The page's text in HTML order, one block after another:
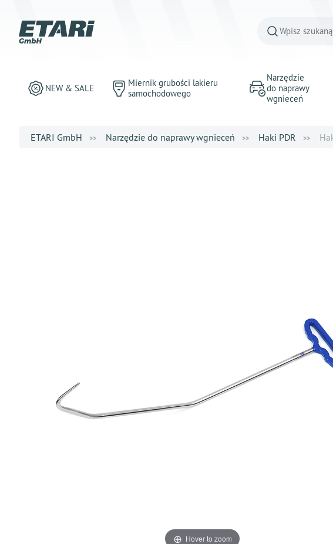
NEW & SALE
Miernik grubości lakieru
samochodowego
Narzędzie
do naprawy
wgnieceń
ETARI GmbH Narzędzie do naprawy wgnieceń Haki PDR
Hover to zoom